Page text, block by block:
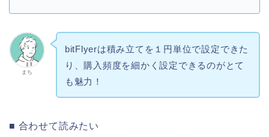
まち
bitFlyerは積み立てを１円単位で設定できた
り、購入頻度を細かく設定できるのがとて
も魅力！
■ 合わせて読みたい